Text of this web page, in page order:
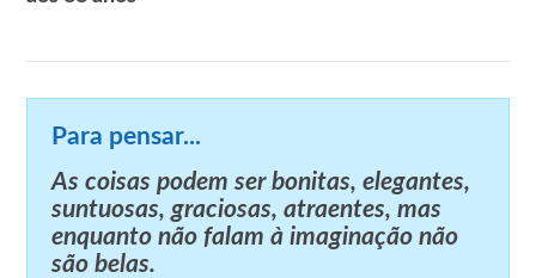
Para pensar...
As coisas podem ser bonitas, elegantes,
suntuosas, graciosas, atraentes, mas
enquanto não falam à imaginação não
são belas.